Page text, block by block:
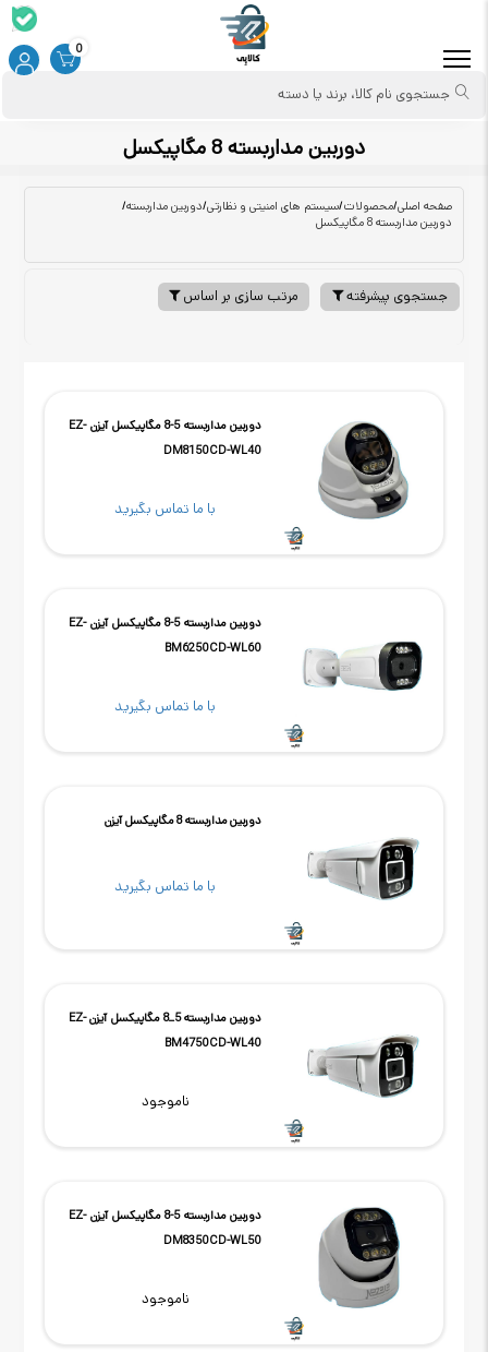
جستجوی نام کالا، برند یا دسته
0
دوربین مداربسته 8 مگاپیکسل
صفحه اصلی/محصولات/سیستم های امنیتی و نظارتی/دوربین مداربسته/
دوربین مداربسته 8 مگاپیکسل
جستجوی پیشرفته مرتب سازی بر اساس
دوربین مداربسته 5-8 مگاپیکسل آیزن EZ-
DM8150CD-WL40
با ما تماس بگیرید
دوربین مداربسته 5-8 مگاپیکسل آیزن EZ-
BM6250CD-WL60
با ما تماس بگیرید
دوربین مداربسته 8 مگاپیکسل آیزن
با ما تماس بگیرید
دوربین مداربسته 5_8 مگاپیکسل آیزن EZ-
BM4750CD-WL40
ناموجود
دوربین مداربسته 5-8 مگاپیکسل آیزن EZ-
DM8350CD-WL50
ناموجود